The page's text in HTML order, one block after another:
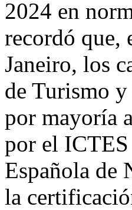
2024 en
recordó que,
Janeiro, los
de Turismo
por mayoría
por el
Española de
la